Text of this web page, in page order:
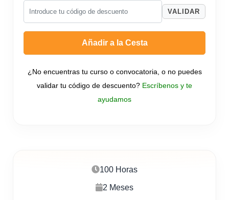
100 Horas
2 Meses
VALIDAR
Añadir a la Cesta
¿No encuentras tu curso o convocatoria, o no puedes
validar tu código de descuento? Escríbenos y te
ayudamos